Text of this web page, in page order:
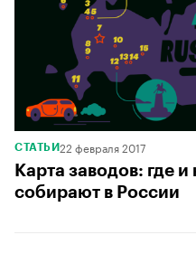
СТАТЬИ22 февраля 2017
Карта заводов: где
собирают в России